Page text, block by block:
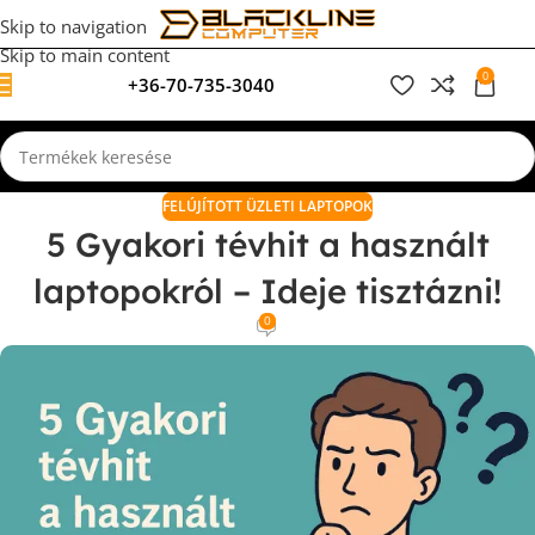
Skip to navigation
Skip to main content
+36-70-735-3040
0
FELÚJÍTOTT ÜZLETI LAPTOPOK
5 Gyakori tévhit a használt
laptopokról – Ideje tisztázni!
0